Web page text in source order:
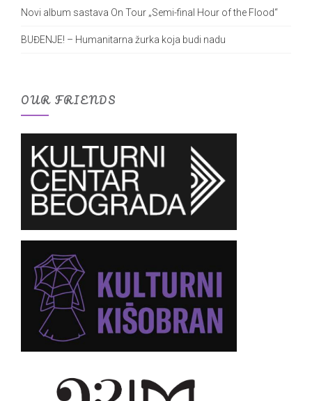
Novi album sastava On Tour „Semi-final Hour of the Flood“
BUĐENJE! – Humanitarna žurka koja budi nadu
OUR FRIENDS